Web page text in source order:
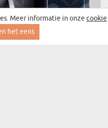
Meer informatie in onze cookie
het eens